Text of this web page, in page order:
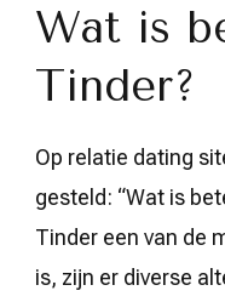
Wat is
Tinder?
Op relatie dating
gesteld: “Wat is
Tinder een van de
is, zijn er diverse